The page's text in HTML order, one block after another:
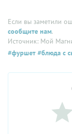
Если вы заметили
сообщите нам.
Источник: Мой
#фуршет #блюда с